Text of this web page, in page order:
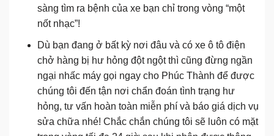
sàng tìm ra bệnh của xe bạn chỉ trong vòng “một
nốt nhạc”!
Dù bạn đang ở bất kỳ nơi đâu và có xe ô tô điện
chở hàng bị hư hỏng đột ngột thì cũng đừng ngần
ngại nhấc máy gọi ngay cho Phúc Thành để được
chúng tôi đến tận nơi chẩn đoán tình trạng hư
hỏng, tư vấn hoàn toàn miễn phí và báo giá dịch vụ
sửa chữa nhé! Chắc chắn chúng tôi sẽ luôn có mặt